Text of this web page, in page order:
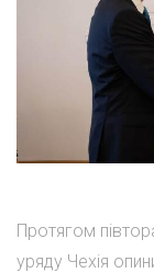
Протягом
уряду Чехія